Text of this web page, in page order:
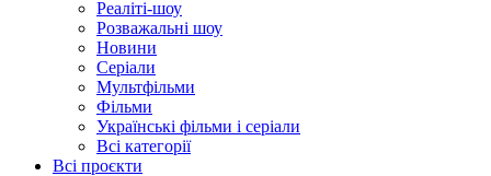
Реаліті-шоу
Розважальні шоу
Новини
Серіали
Мультфільми
Фільми
Українські фільми і серіали
Всі категорії
Всі проєкти